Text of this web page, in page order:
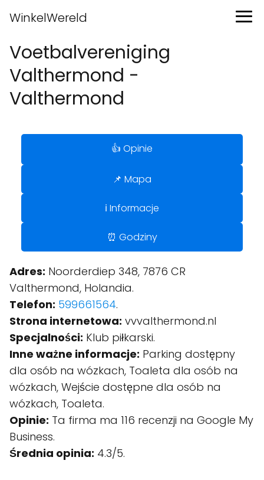
WinkelWereld
Voetbalvereniging
Valthermond -
Valthermond
👍 Opinie
📌 Mapa
ℹ️ Informacje
⏰ Godziny
Adres: Noorderdiep 348, 7876 CR
Valthermond, Holandia.
Telefon: 599661564.
Strona internetowa: vvvalthermond.nl
Specjalności: Klub piłkarski.
Inne ważne informacje: Parking dostępny
dla osób na wózkach, Toaleta dla osób na
wózkach, Wejście dostępne dla osób na
wózkach, Toaleta.
Opinie: Ta firma ma 116 recenzji na Google My
Business.
Średnia opinia: 4.3/5.